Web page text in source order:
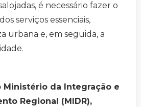
é necessário fazer o
serviços essenciais,
urbana e, em seguida, a
Ministério da Integração e
Regional (MIDR),